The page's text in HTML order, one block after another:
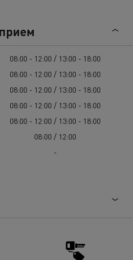
08:00 - 12:00 / 13:00 - 18:00
08:00 - 12:00 / 13:00 - 18:00
08:00 - 12:00 / 13:00 - 18:00
08:00 - 12:00 / 13:00 - 18:00
08:00 - 12:00 / 13:00 - 18:00
08:00 / 12:00
-